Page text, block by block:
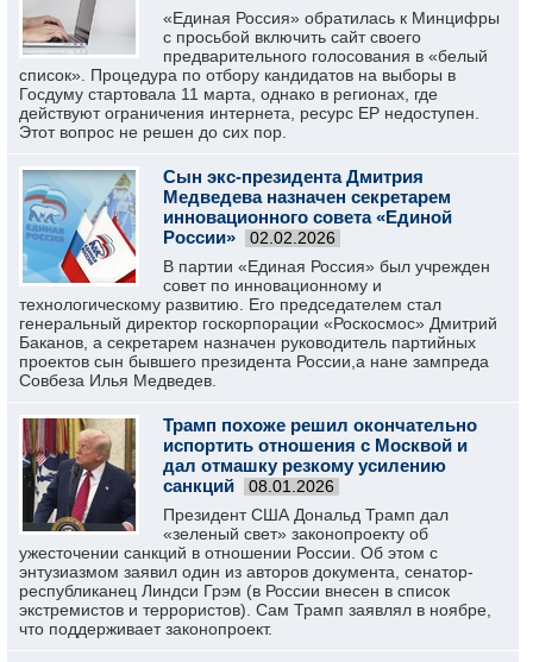
«Единая Россия» обратилась к Минцифры
с просьбой включить сайт своего
предварительного голосования в «белый
список». Процедура по отбору кандидатов на выборы в
Госдуму стартовала 11 марта, однако в регионах, где
действуют ограничения интернета, ресурс ЕР недоступен.
Этот вопрос не решен до сих пор.
Сын экс-президента Дмитрия
Медведева назначен секретарем
инновационного совета «Единой
России»
02.02.2026
В партии «Единая Россия» был учрежден
совет по инновационному и
технологическому развитию. Его председателем стал
генеральный директор госкорпорации «Роскосмос» Дмитрий
Баканов, а секретарем назначен руководитель партийных
проектов сын бывшего президента России,а нане зампреда
Совбеза Илья Медведев.
Трамп похоже решил окончательно
испортить отношения с Москвой и
дал отмашку резкому усилению
санкций
08.01.2026
Президент США Дональд Трамп дал
«зеленый свет» законопроекту об
ужесточении санкций в отношении России. Об этом с
энтузиазмом заявил один из авторов документа, сенатор-
республиканец Линдси Грэм (в России внесен в список
экстремистов и террористов). Сам Трамп заявлял в ноябре,
что поддерживает законопроект.